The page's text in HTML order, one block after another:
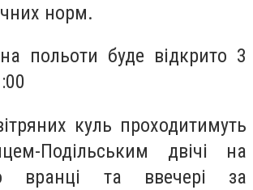
норм.
польоти буде відкрито 3
куль проходитимуть
Подільським двічі на
вранці та ввечері за